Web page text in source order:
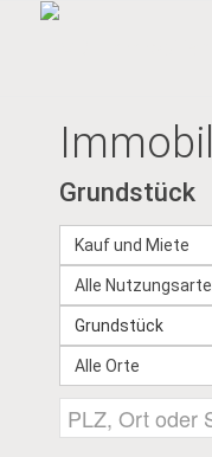
Grundstück
Kauf und Miete
Alle
Grundstück
Alle Orte